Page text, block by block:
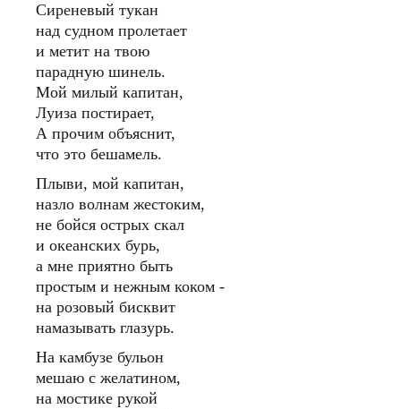
Сиреневый тукан
над судном пролетает
и метит на твою
парадную шинель.
Мой милый капитан,
Луиза постирает,
А прочим объяснит,
что это бешамель.
Плыви, мой капитан,
назло волнам жестоким,
не бойся острых скал
и океанских бурь,
а мне приятно быть
простым и нежным коком -
на розовый бисквит
намазывать глазурь.
На камбузе бульон
мешаю с желатином,
на мостике рукой